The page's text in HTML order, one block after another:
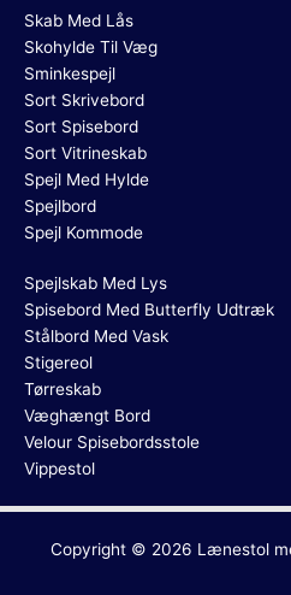
Skab Med Lås
Skohylde Til Væg
Sminkespejl
Sort Skrivebord
Sort Spisebord
Sort Vitrineskab
Spejl Med Hylde
Spejlbord
Spejl Kommode
Spejlskab Med Lys
Spisebord Med Butterfly Udtræk
Stålbord Med Vask
Stigereol
Tørreskab
Væghængt Bord
Velour Spisebordsstole
Vippestol
Copyright © 2026 Lænestol